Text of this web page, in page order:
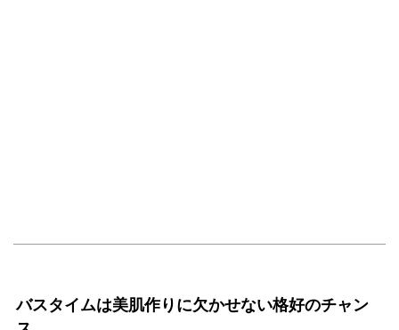
バスタイムは美肌作りに欠かせない格好のチャン